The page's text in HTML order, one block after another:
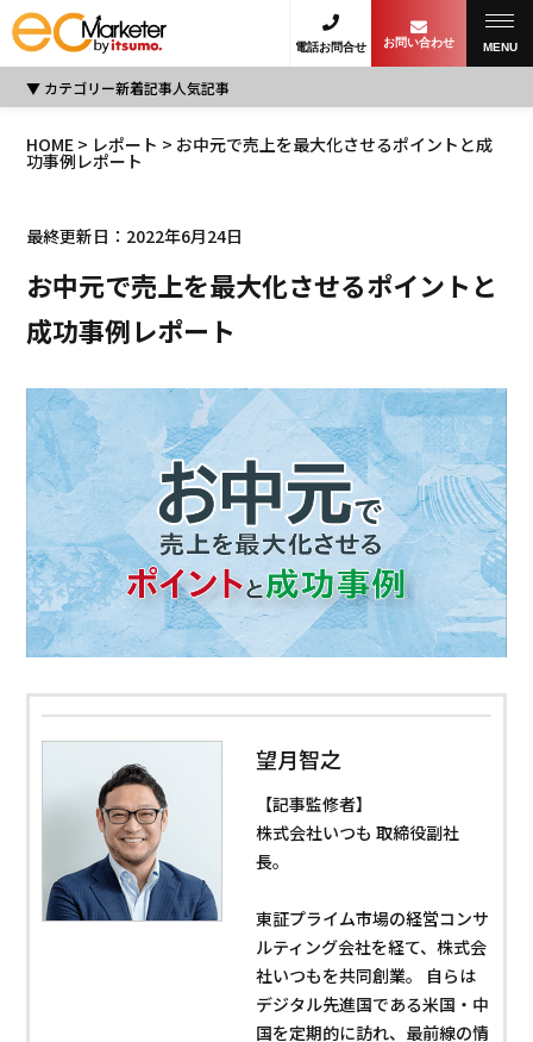
電話お問合せ お問い合わせ MENU
カテゴリー新着記事人気記事
HOME > レポート > お中元で売上を最大化させるポイントと成
功事例レポート
最終更新日：2022年6月24日
お中元で売上を最大化させるポイントと
成功事例レポート
望月智之
【記事監修者】
株式会社いつも 取締役副社
長。
東証プライム市場の経営コンサ
ルティング会社を経て、株式会
社いつもを共同創業。 自らは
デジタル先進国である米国・中
国を定期的に訪れ、最前線の情